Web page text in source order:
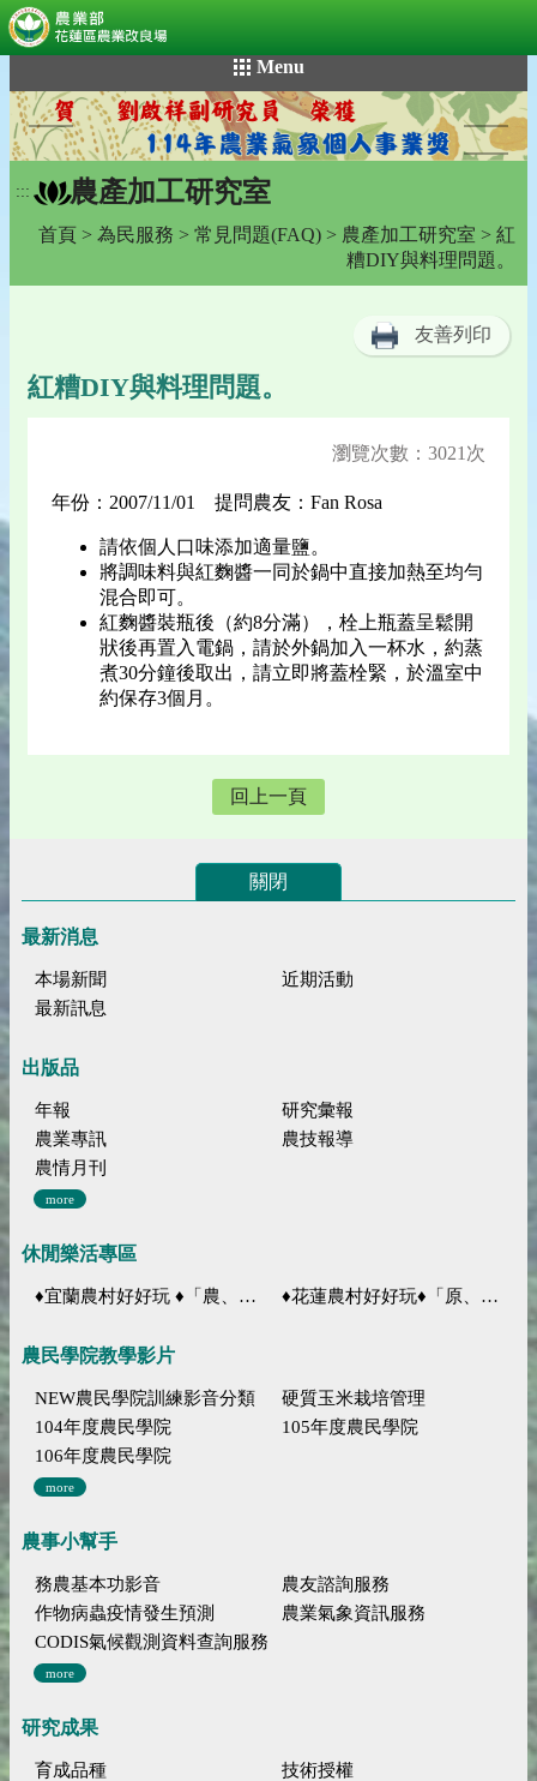
到
主
要
內
容
Menu
::: 農產加工研究室
首頁 > 為民服務 > 常見問題(FAQ) > 農產加工研究室 > 紅
糟DIY與料理問題。
友善列印
紅糟DIY與料理問題。
瀏覽次數：3021次
年份：2007/11/01 提問農友：Fan Rosa
請依個人口味添加適量鹽。
將調味料與紅麴醬一同於鍋中直接加熱至均勻
混合即可。
紅麴醬裝瓶後（約8分滿），栓上瓶蓋呈鬆開
狀後再置入電鍋，請於外鍋加入一杯水，約蒸
煮30分鐘後取出，請立即將蓋栓緊，於溫室中
約保存3個月。
回上一頁
關閉
最新消息
本場新聞
近期活動
最新訊息
出版品
年報
研究彙報
農業專訊
農技報導
農情月刊
more
休閒樂活專區
♦宜蘭農村好好玩 ♦「農、藝、山、水」四條遊程推薦 ♦花蓮農村好好玩♦「原、生、慢、活」四條遊程推薦
農民學院教學影片
NEW農民學院訓練影音分類
硬質玉米栽培管理
104年度農民學院
105年度農民學院
106年度農民學院
more
農事小幫手
務農基本功影音
農友諮詢服務
作物病蟲疫情發生預測
農業氣象資訊服務
CODIS氣候觀測資料查詢服務
more
研究成果
育成品種
技術授權